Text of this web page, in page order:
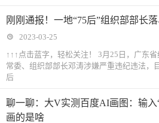
刚刚通报！一地“75后”组织部部长
2023-03-25
↑↑↑点击蓝字，轻松关注！ 3月25日，广东
常委、组织部部长邓涛涉嫌严重违纪违法，
后
聊一聊：大V实测百度AI画图：输入
画的是啥